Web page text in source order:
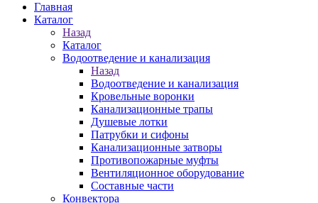
Главная
Каталог
Назад
Каталог
Водоотведение и канализация
Назад
Водоотведение и канализация
Кровельные воронки
Канализационные трапы
Душевые лотки
Патрубки и сифоны
Канализационные затворы
Противопожарные муфты
Вентиляционное оборудование
Составные части
Конвектора